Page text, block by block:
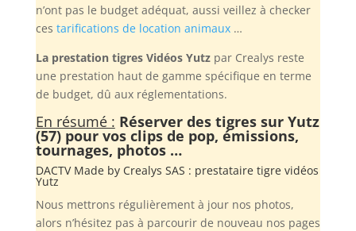
n’ont pas le budget adéquat, aussi veillez à checker
ces tarifications de location animaux…
La prestation tigres Vidéos Yutzpar Crealys reste
une prestation haut de gamme spécifique en terme
de budget, dû aux réglementations.
En résumé : Réserver des tigres sur Yutz
(57) pour vos clips de pop, émissions,
tournages, photos …
DACTV Made by Crealys SAS : prestataire tigre vidéos
Yutz
Nous mettrons régulièrement à jour nos photos,
alors n’hésitez pas à parcourir de nouveau nos pages